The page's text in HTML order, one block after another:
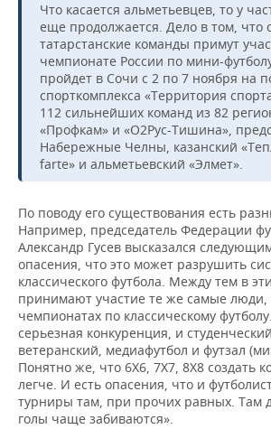
Что касается альметьевцев, то у
еще продолжается. Дело в том, что
татарстанские команды примут
чемпионате России по мини-
пройдет в Сочи с 2 по 7 ноября на
спорткомплекса «Территория
112 сильнейших команд из 82
«Профкам» и «О2Рус-Тишина»,
Набережные Челны, казанский
farte» и альметьевский «Элмет».
По поводу его существования есть
Например, председатель Федерации
Александр Гусев высказался
опасения, что это может разрушить
классического футбола. Между тем в
принимают участие те же самые люди,
чемпионатах по классическому
серьезная конкуренция, и
ветеранский, медиафутбол и футзал
Понятно же, что 6Х6, 7Х7, 8Х8 создать
легче. И есть опасения, что и
турниры там, при прочих равных. Там
голы чаще забиваются».